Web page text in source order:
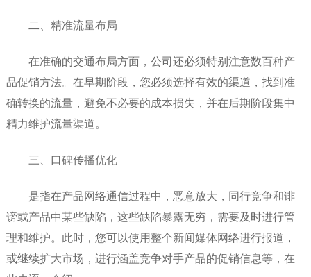
二、精准流量布局
在准确的交通布局方面，公司还必须特别注意数百种产
品促销方法。在早期阶段，您必须选择有效的渠道，找到准
确转换的流量，避免不必要的成本损失，并在后期阶段集中
精力维护流量渠道。
三、口碑传播优化
是指在产品网络通信过程中，恶意放大，同行竞争和诽
谤或产品中某些缺陷，这些缺陷暴露无穷，需要及时进行管
理和维护。此时，您可以使用整个新闻媒体网络进行报道，
或继续扩大市场，进行涵盖竞争对手产品的促销信息等，在